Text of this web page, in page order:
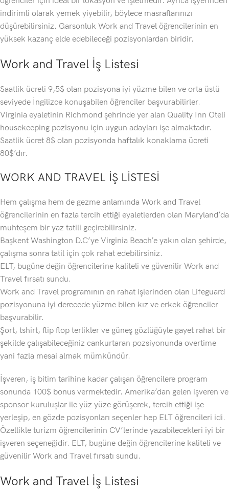
indirimli olarak yemek yiyebilir, böylece masraflarınızı
düşürebilirsiniz. Garsonluk Work and Travel öğrencilerinin en
yüksek kazanç elde edebileceği pozisyonlardan biridir.
Work and Travel İş Listesi
Saatlik ücreti 9,5$ olan pozisyona iyi yüzme bilen ve orta üstü
seviyede İngilizce konuşabilen öğrenciler başvurabilirler.
Virginia eyaletinin Richmond şehrinde yer alan Quality Inn Oteli
housekeeping pozisyonu için uygun adayları işe almaktadır.
Saatlik ücret 8$ olan pozisyonda haftalık konaklama ücreti
80$’dır.
WORK AND TRAVEL İŞ LİSTESİ
Hem çalışma hem de gezme anlamında Work and Travel
öğrencilerinin en fazla tercih ettiği eyaletlerden olan Maryland’da
muhteşem bir yaz tatili geçirebilirsiniz.
Başkent Washington D.C’ye Virginia Beach’e yakın olan şehirde,
çalışma sonra tatil için çok rahat edebilirsiniz.
ELT, bugüne değin öğrencilerine kaliteli ve güvenilir Work and
Travel fırsatı sundu.
Work and Travel programının en rahat işlerinden olan Lifeguard
pozisyonuna iyi derecede yüzme bilen kız ve erkek öğrenciler
başvurabilir.
Şort, tshirt, flip flop terlikler ve güneş gözlüğüyle gayet rahat bir
şekilde çalışabileceğiniz cankurtaran pozsiyonunda overtime
yani fazla mesai almak mümkündür.
İşveren, iş bitim tarihine kadar çalışan öğrencilere program
sonunda 100$ bonus vermektedir. Amerika’dan gelen işveren ve
sponsor kuruluşlar ile yüz yüze görüşerek, tercih ettiği işe
yerleşip, en gözde pozisyonları seçenler hep ELT öğrencileri idi.
Özellikle turizm öğrencilerinin CV’lerinde yazabilecekleri iyi bir
işveren seçeneğidir. ELT, bugüne değin öğrencilerine kaliteli ve
güvenilir Work and Travel fırsatı sundu.
Work and Travel İş Listesi